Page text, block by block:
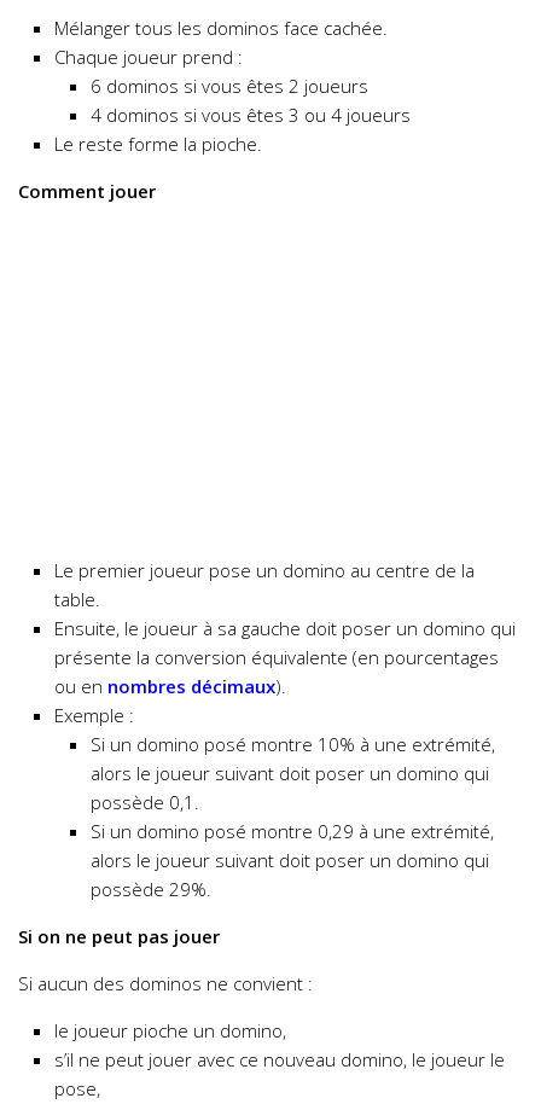
Mélanger tous les dominos face cachée.
Chaque joueur prend :
6 dominos si vous êtes 2 joueurs
4 dominos si vous êtes 3 ou 4 joueurs
Le reste forme la pioche.
Comment jouer
Le premier joueur pose un domino au centre de la
table.
Ensuite, le joueur à sa gauche doit poser un domino qui
présente la conversion équivalente (en pourcentages
ou en nombres décimaux).
Exemple :
Si un domino posé montre 10% à une extrémité,
alors le joueur suivant doit poser un domino qui
possède 0,1.
Si un domino posé montre 0,29 à une extrémité,
alors le joueur suivant doit poser un domino qui
possède 29%.
Si on ne peut pas jouer
Si aucun des dominos ne convient :
le joueur pioche un domino,
s’il ne peut jouer avec ce nouveau domino, le joueur le
pose,